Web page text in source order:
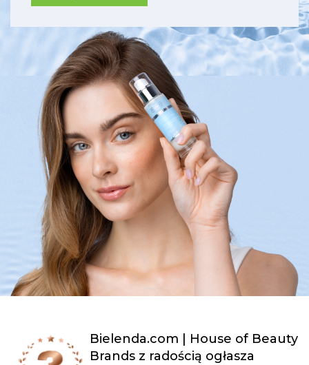
Bielenda.com | House of Beauty
Brands z radością ogłasza